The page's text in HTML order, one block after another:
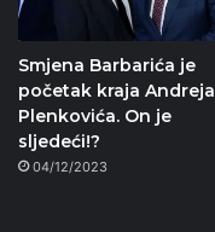
Smjena Barbarića je
početak kraja Andreja
Plenkovića. On je
sljedeći!?
04/12/2023